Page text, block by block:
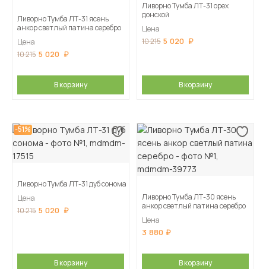
Ливорно Тумба ЛТ-31 ясень
анкор светлый патина серебро
Цена
10 215 5 020
В корзину
Ливорно Тумба ЛТ-31 орех
донской
Цена
10 215 5 020
В корзину
-51%
Ливорно Тумба ЛТ-31 дуб сонома
Цена
10 215 5 020
В корзину
Ливорно Тумба ЛТ-30 ясень
анкор светлый патина серебро
Цена
3 880
В корзину